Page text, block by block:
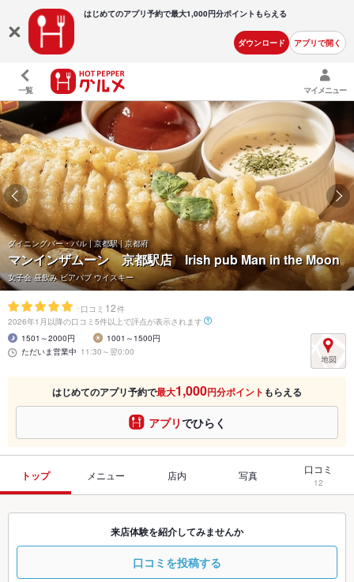
はじめてのアプリ予約で最大1,000円分ポイントもらえる
ダウンロード アプリで開く
一覧 マイメニュー
ダイニングバー・バル | 京都駅 | 京都府
マンインザムーン 京都駅店 Irish pub Man in the Moon
女子会 昼飲み ビアパブ ウイスキー
- 口コミ 12件
2026年1月以降の口コミ5件以上で評点が表示されます
1501～2000円
1001～1500円
ただいま営業中 11:30～翌0:00
はじめてのアプリ予約で最大1,000円分ポイント もらえる
アプリでひらく
トップ メニュー 店内 写真 口コミ
12
来店体験を紹介してみませんか
口コミを投稿する